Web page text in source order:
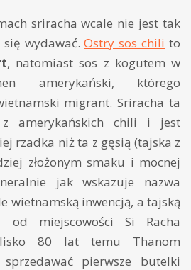
sriracha wcale nie jest tak
się wydawać.Ostry sos chili to
, natomiast sos z kogutem w
amerykański, którego
migrant. Sriracha ta
amerykańskich chili i jest
rzadka niż ta z gęsią (tajska z
złożonym smaku i mocnej
jak wskazuje nazwa
wietnamską inwencją, a tajską
od miejscowości Si Racha
80 lat temu Thanom
sprzedawać pierwsze butelki